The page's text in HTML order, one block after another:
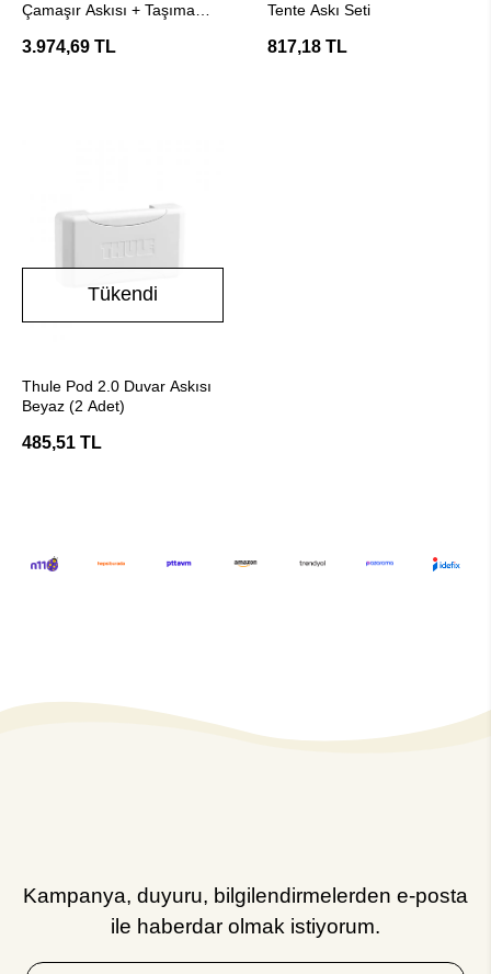
Çamaşır Askısı + Taşıma
3.974,69 TL
Tente Askı Seti
817,18 TL
Tükendi
Thule Pod 2.0 Duvar Askısı
Beyaz (2 Adet)
485,51 TL
Kampanya, duyuru, bilgilendirmelerden e-posta
ile haberdar olmak istiyorum.